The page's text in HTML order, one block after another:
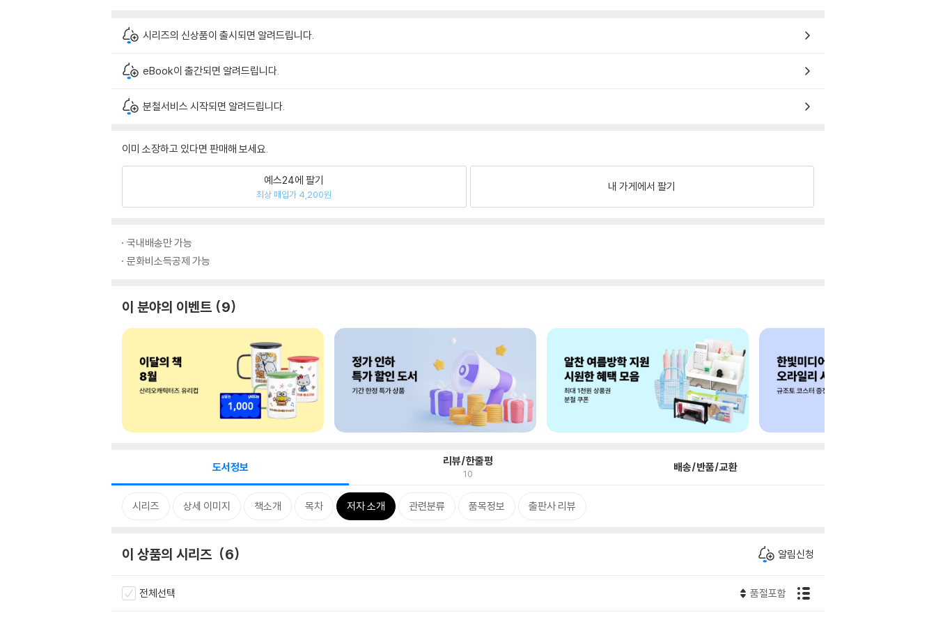
시리즈의 신상품이 출시되면 알려드립니다.
eBook이 출간되면 알려드립니다.
분철서비스 시작되면 알려드립니다.
이미 소장하고 있다면 판매해 보세요.
예스24에 팔기
최상 매입가 4,200원
내 가게에서 팔기
국내배송만 가능
문화비소득공제 가능
이 분야의 이벤트 9
도서정보 리뷰/한줄평
10 배송/반품/교환
시리즈 상세 이미지 책소개 목차 저자 소개 관련분류 품목정보 출판사 리뷰
이 상품의 시리즈 6 알림신청
전체선택 품절포함